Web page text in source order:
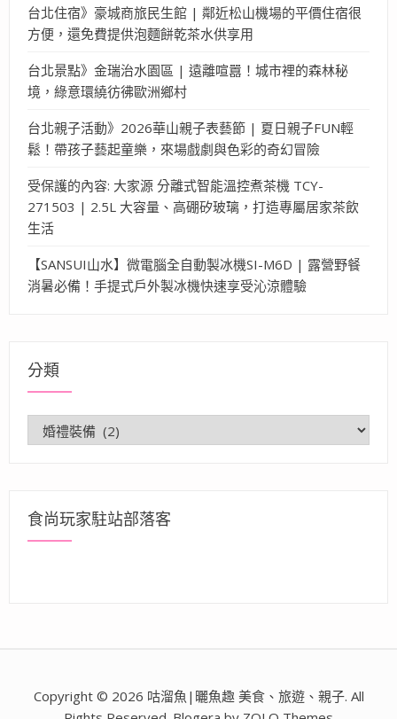
台北住宿》豪城商旅民生館 | 鄰近松山機場的平價住宿很
方便，還免費提供泡麵餅乾茶水供享用
台北景點》金瑞治水園區 | 遠離喧囂！城市裡的森林秘
境，綠意環繞彷彿歐洲鄉村
台北親子活動》2026華山親子表藝節 | 夏日親子FUN輕
鬆！帶孩子藝起童樂，來場戲劇與色彩的奇幻冒險
受保護的內容: 大家源 分離式智能溫控煮茶機 TCY-
271503 | 2.5L 大容量、高硼矽玻璃，打造專屬居家茶飲
生活
【SANSUI山水】微電腦全自動製冰機SI-M6D | 露營野餐
消暑必備！手提式戶外製冰機快速享受沁涼體驗
分類
類
食尚玩家駐站部落客
Copyright © 2026 咕溜魚|曬魚趣 美食、旅遊、親子. All